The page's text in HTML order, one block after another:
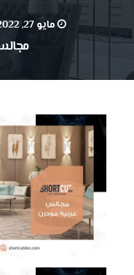
مايو 27, 2022